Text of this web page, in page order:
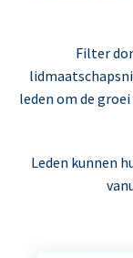
Filter
leden om de
Leden kunnen